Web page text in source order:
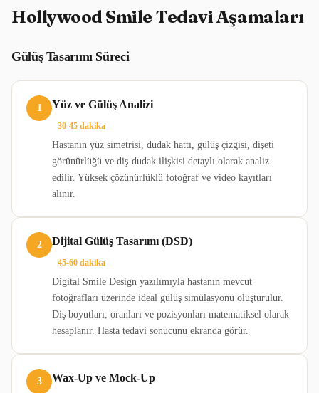
Hollywood Smile Tedavi Aşamaları
Gülüş Tasarımı Süreci
1 Yüz ve Gülüş Analizi
30-45 dakika
Hastanın yüz simetrisi, dudak hattı, gülüş çizgisi, dişeti
görünürlüğü ve diş-dudak ilişkisi detaylı olarak analiz
edilir. Yüksek çözünürlüklü fotoğraf ve video kayıtları
alınır.
2 Dijital Gülüş Tasarımı (DSD)
45-60 dakika
Digital Smile Design yazılımıyla hastanın mevcut
fotoğrafları üzerinde ideal gülüş simülasyonu oluşturulur.
Diş boyutları, oranları ve pozisyonları matematiksel olarak
hesaplanır. Hasta tedavi sonucunu ekranda görür.
3 Wax-Up ve Mock-Up